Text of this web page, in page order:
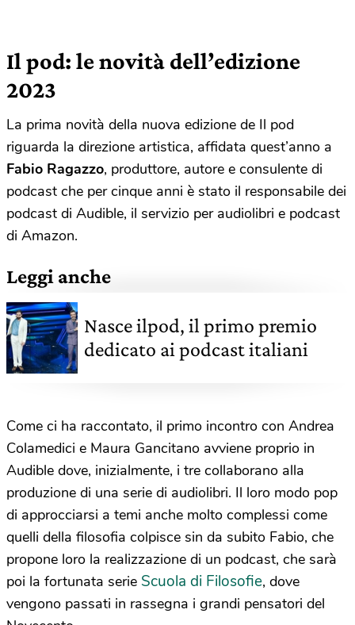
Il pod: le novità dell’edizione
2023
La prima novità della nuova edizione de Il pod
riguarda la direzione artistica, affidata quest’anno a
Fabio Ragazzo, produttore, autore e consulente di
podcast che per cinque anni è stato il responsabile dei
podcast di Audible, il servizio per audiolibri e podcast
di Amazon.
Leggi anche
Nasce ilpod, il primo premio
dedicato ai podcast italiani
Come ci ha raccontato, il primo incontro con Andrea
Colamedici e Maura Gancitano avviene proprio in
Audible dove, inizialmente, i tre collaborano alla
produzione di una serie di audiolibri. Il loro modo pop
di approcciarsi a temi anche molto complessi come
quelli della filosofia colpisce sin da subito Fabio, che
propone loro la realizzazione di un podcast, che sarà
poi la fortunata serie Scuola di Filosofie, dove
vengono passati in rassegna i grandi pensatori del